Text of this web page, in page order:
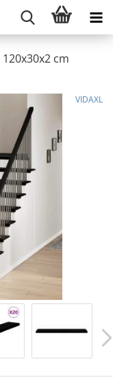
cm
VIDAXL